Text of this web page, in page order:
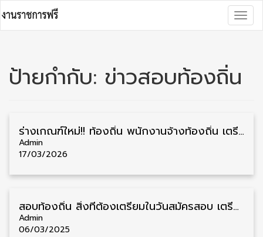
to
content
ป้ายกำกับ: ข่าวสอบท้องถิ่น
ร่างเกณฑ์ใหม่!! ท้องถิ่น พนักงานจ้างท้องถิ่น เตรียมเฮ อายุงาน 5 ปี บรรจุเป็นข้าราชการไม่ต้องสอบแข่งขัน
Admin
17/03/2026
สอบท้องถิ่น สิ่งที่ต้องเตรียมในวันสมัครสอบ เตรียมสมัครท้องถิ่น ปี 2568
Admin
06/03/2025